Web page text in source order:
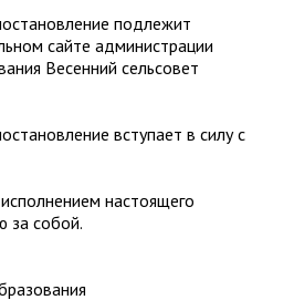
подлежит
сайте администрации
Весенний сельсовет
вступает в силу с
настоящего
за собой.
образования